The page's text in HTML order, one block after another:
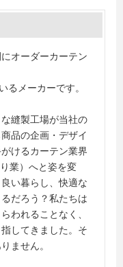
オーダーカーテン
るメーカーです。
縫製工場が当社の
品の企画・デザイ
けるカーテン業界
業）へと姿を変
い暮らし、快適な
だろう？私たちは
われることなく、
してきました。そ
ません。